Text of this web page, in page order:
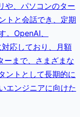
や、パソコンのター
トと会話でき、定期
。OpenAI、
応しており、月額
ーまで、さまざまな
ントとして長期的に
エンジニアに向けた